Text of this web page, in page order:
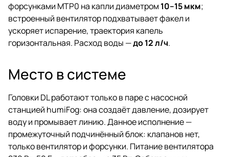
форсунками MTP0 на капли диаметром 10–15 мкм;
встроенный вентилятор подхватывает факел и
ускоряет испарение, траектория капель
горизонтальная. Расход воды —до 12 л/ч.
Место в системе
Головки DL работают только в паре с насосной
станцией humiFog: она создаёт давление, дозирует
воду и промывает линию. Данное исполнение —
промежуточный подчинённый блок: клапанов нет,
только вентилятор и форсунки. Питание вентилятора